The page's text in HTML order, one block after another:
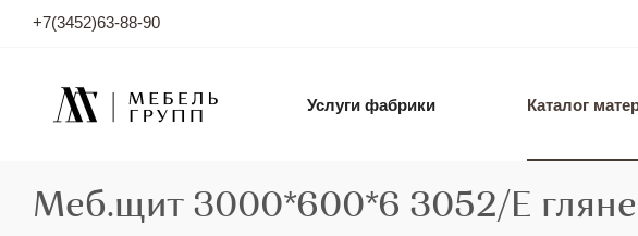
+7(3452)63-88-90
Услуги фабрики Каталог
Меб.щит 3000*600*6 3052/Е